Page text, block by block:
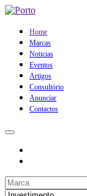
Home
Marcas
Noticias
Eventos
Artigos
Consultório
Anunciar
Contactos